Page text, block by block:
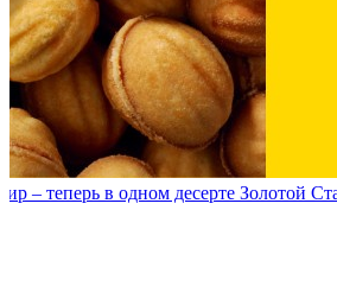
– теперь в одном десерте Золотой